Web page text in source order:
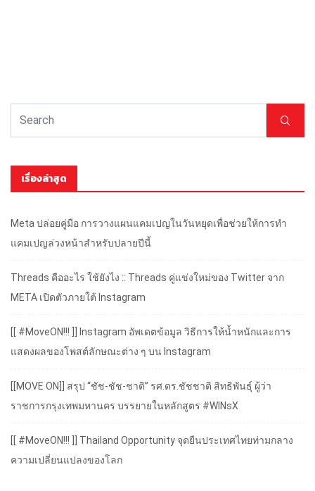
เรื่องล่าสุด
Meta ปล่อยคู่มือ การวางแผนแคมเปญในวันหยุดเพื่อช่วยให้การทำ
แคมเปญล่วงหน้าสำหรับปลายปีนี้
Threads คืออะไร ใช้ยังไง :: Threads คู่แข่งใหม่ของ Twitter จาก
META เปิดตัวภายใต้ Instagram
[[ #MoveON!!! ]] Instagram อัพเดตข้อมูล วิธีการให้น้ำหนักและการ
แสดงผลของโพสต์ลักษณะต่าง ๆ บน Instagram
[[MOVE ON]] สรุป “ชัช-ชัช-ชาติ” รศ.ดร.ชัชชาติ สิทธิพันธุ์ ผู้ว่า
ราชการกรุงเทพมหานคร บรรยายในหลักสูตร #WINsX
[[ #MoveON!!! ]] Thailand Opportunity จุดยืนประเทศไทยท่ามกลาง
ความเปลี่ยนแปลงของโลก